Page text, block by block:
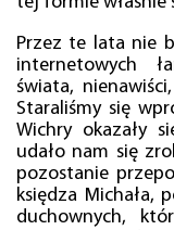
Przez te lata nie
internetowych
świata,
Staraliśmy się
Wichry okazały
udało nam się
pozostanie
księdza Michała,
duchownych,